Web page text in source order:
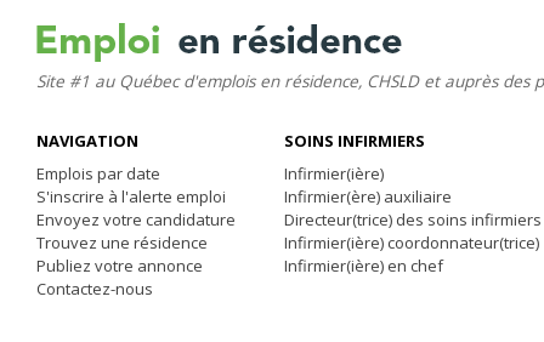
Site #1 au Québec d'emplois en résidence, CHSLD et auprès des
NAVIGATION
Emplois par date
S'inscrire à l'alerte emploi
Envoyez votre candidature
Trouvez une résidence
Publiez votre annonce
Contactez-nous
SOINS INFIRMIERS
Infirmier(ière)
Infirmier(ère) auxiliaire
Directeur(trice) des soins infirmiers
Infirmier(ière) coordonnateur(trice)
Infirmier(ière) en chef